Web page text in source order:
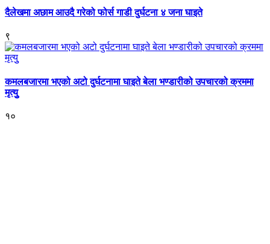
दैलेखमा अछाम आउदै गरेको फोर्स गाडी दुर्घटना ४ जना घाइते
९
कमलबजारमा भएको अटो दुर्घटनामा घाइते बेला भण्डारीको उपचारको क्रममा
मृत्युु
१०